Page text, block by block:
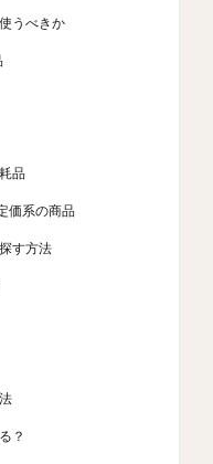
うべきか
品
価系の商品
す方法
？